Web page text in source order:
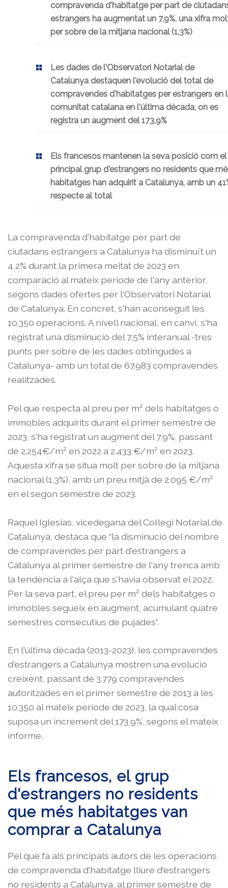
compravenda d'habitatge per part de
estrangers ha augmentat un 7,9%, una xifra
per sobre de la mitjana nacional (1,3%)
Les dades de l'Observatori Notarial de
Catalunya destaquen l'evolució del total de
compravendes d'habitatges per estrangers en
comunitat catalana en l'última dècada, on es
registra un augment del 173,9%
Els francesos mantenen la seva posició com el
principal grup d'estrangers no residents que
habitatges han adquirit a Catalunya, amb un
respecte al total
La compravenda d'habitatge per part de
ciutadans estrangers a Catalunya ha disminuït un
4,2% durant la primera meitat de 2023 en
comparació al mateix període de l'any anterior,
segons dades ofertes per l'Observatori Notarial
de Catalunya. En concret, s'han aconseguit les
10.350 operacions. A nivell nacional, en canvi, s'ha
registrat una disminució del 7,5% interanual -tres
punts per sobre de les dades obtingudes a
Catalunya- amb un total de 67.983 compravendes
realitzades.
Pel que respecta al preu per m² dels habitatges o
immobles adquirits durant el primer semestre de
2023, s'ha registrat un augment del 7,9%, passant
de 2.254€/m² en 2022 a 2.433 €/m² en 2023.
Aquesta xifra se situa molt per sobre de la mitjana
nacional (1,3%), amb un preu mitjà de 2.095 €/m²
en el segon semestre de 2023.
Raquel Iglesias, vicedegana del Col·legi Notarial de
Catalunya, destaca que “la disminució del nombre
de compravendes per part d'estrangers a
Catalunya al primer semestre de l'any trenca amb
la tendència a l'alça que s'havia observat el 2022.
Per la seva part, el preu per m² dels habitatges o
immobles segueix en augment, acumulant quatre
semestres consecutius de pujades”.
En l'última dècada (2013-2023), les compravendes
d'estrangers a Catalunya mostren una evolució
creixent, passant de 3.779 compravendes
autoritzades en el primer semestre de 2013 a les
10.350 al mateix període de 2023, la qual cosa
suposa un increment del 173,9%, segons el mateix
informe.
Els francesos, el grup
d'estrangers no residents
que més habitatges van
comprar a Catalunya
Pel que fa als principals autors de les operacions
de compravenda d'habitatge lliure d'estrangers
no residents a Catalunya, al primer semestre de